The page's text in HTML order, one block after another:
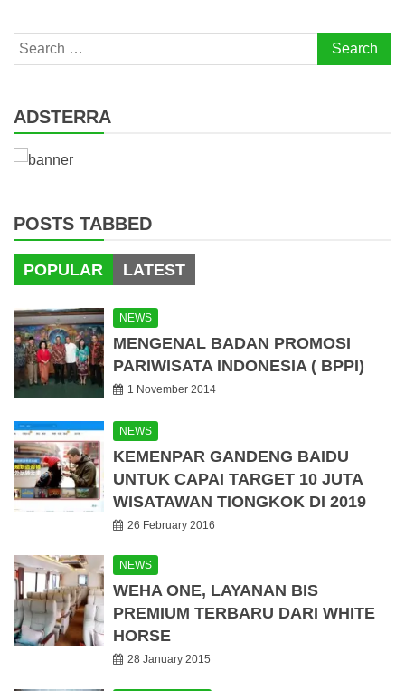
Search
for:
ADSTERRA
POSTS TABBED
POPULAR LATEST
NEWS
MENGENAL BADAN PROMOSI
PARIWISATA INDONESIA ( BPPI)
1 November 2014
NEWS
KEMENPAR GANDENG BAIDU
UNTUK CAPAI TARGET 10 JUTA
WISATAWAN TIONGKOK DI 2019
26 February 2016
NEWS
WEHA ONE, LAYANAN BIS
PREMIUM TERBARU DARI WHITE
HORSE
28 January 2015